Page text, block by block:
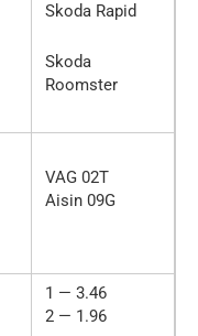
Skoda Rapid
Skoda
Roomster
VAG 02T
Aisin 09G
1 — 3.46
2 — 1.96